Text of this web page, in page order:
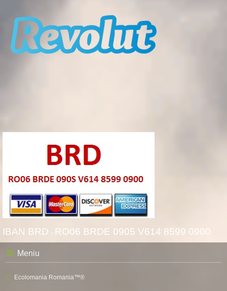
IBAN BRD - RO06 BRDE 0905 V614 8599 0900
Meniu
Ecolomania Romania™®